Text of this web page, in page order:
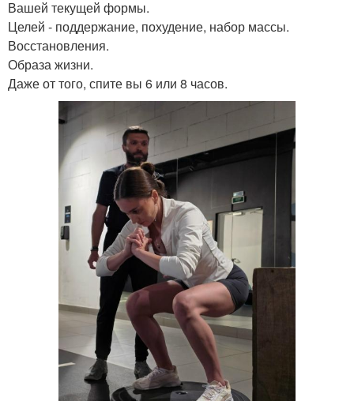
Вашей текущей формы.
Целей - поддержание, похудение, набор массы.
Восстановления.
Образа жизни.
Даже от того, спите вы 6 или 8 часов.